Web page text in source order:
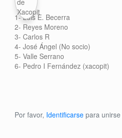
1- Luis E. Becerra
2- Reyes Moreno
3- Carlos R
4- José Ángel (No socio)
5- Valle Serrano
6- Pedro I Fernández (xacopit)
Por favor, Identificarse para